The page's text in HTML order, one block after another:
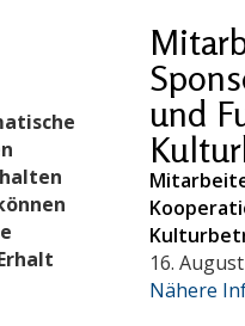
und
16.
Nähere